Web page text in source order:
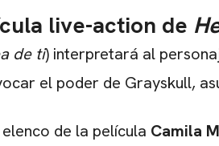
live-action de
de ti) interpretará al
el poder de Grayskull,
de la película Camila